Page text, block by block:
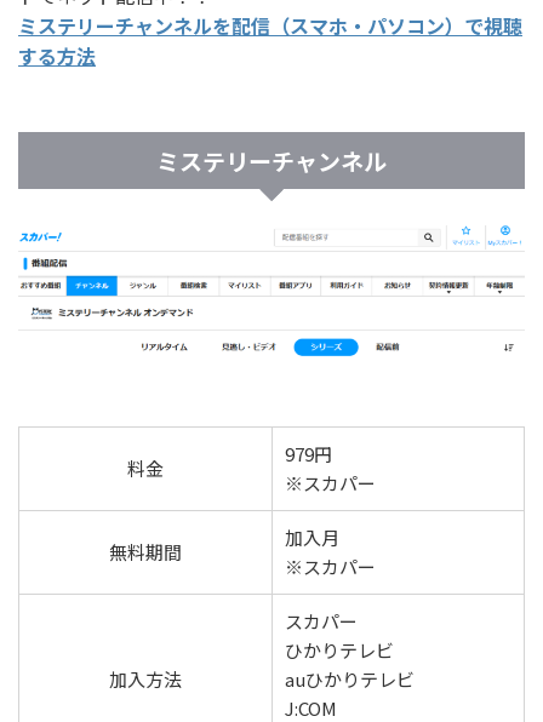
ミステリーチャンネルを配信（スマホ・パソコン）で視聴
する方法
ミステリーチャンネル
料金
979円
※スカパー
無料期間
加入月
※スカパー
加入方法
スカパー
ひかりテレビ
auひかりテレビ
J:COM